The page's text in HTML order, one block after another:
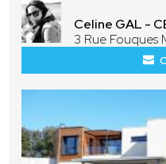
Celine GAL -
3 Rue